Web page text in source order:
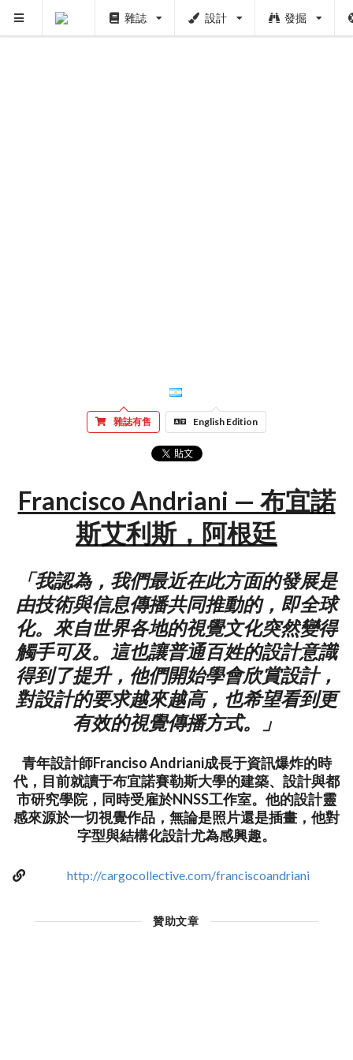
雜誌 設計 發掘
雜誌有售 English Edition
Francisco Andriani — 布宜諾
斯艾利斯，阿根廷
「我認為，我們最近在此方面的發展是
由技術與信息傳播共同推動的，即全球
化。來自世界各地的視覺文化突然變得
觸手可及。這也讓普通百姓的設計意識
得到了提升，他們開始學會欣賞設計，
對設計的要求越來越高，也希望看到更
有效的視覺傳播方式。」
青年設計師Franciso Andriani成長于資訊爆炸的時
代，目前就讀于布宜諾賽勒斯大學的建築、設計與都
市研究學院，同時受雇於NNSS工作室。他的設計靈
感來源於一切視覺作品，無論是照片還是插畫，他對
字型與結構化設計尤為感興趣。
http://cargocollective.com/franciscoandriani
贊助文章